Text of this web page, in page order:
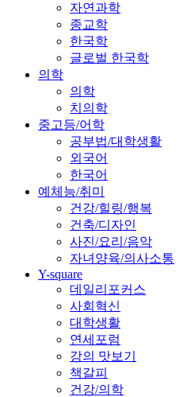
자연과학
종교학
한국학
글로벌 한국학
의학
의학
치의학
중고등/어학
공부법/대학생활
외국어
한국어
예체능/취미
건강/힐링/행복
건축/디자인
사진/요리/음악
자녀양육/의사소통
Y-square
데일리포커스
사회혁신
대학생활
연세포럼
강의 맛보기
책갈피
건강/의학